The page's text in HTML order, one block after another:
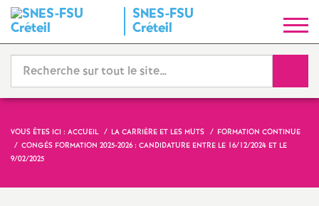
SNES-FSU
Créteil
y
n
d
VOUS ÊTES ICI : ACCUEIL LA CARRIÈRE ET LES MUTS
FORMATION CONTINUE
CONGÉS FORMATION 2025-2026 : CANDIDATURE ENTRE LE 16/12/2024 ET LE
9/02/2025